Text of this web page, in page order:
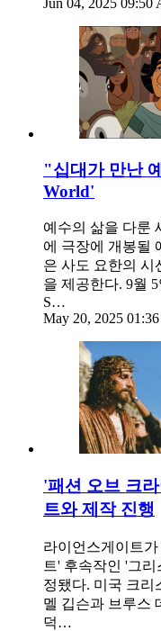
"십대가 만난
World'
예수의 삶을 다룬
에 극장에 개봉될
은 사도 요한의 시
을 제공한다. 9월
S…
May 20, 2025
'패션 오브 크
트와 제작 진행
라이언스게이트
트' 후속작인 '그
정됐다. 미국 크리
멜 깁슨과 브루스
덕…